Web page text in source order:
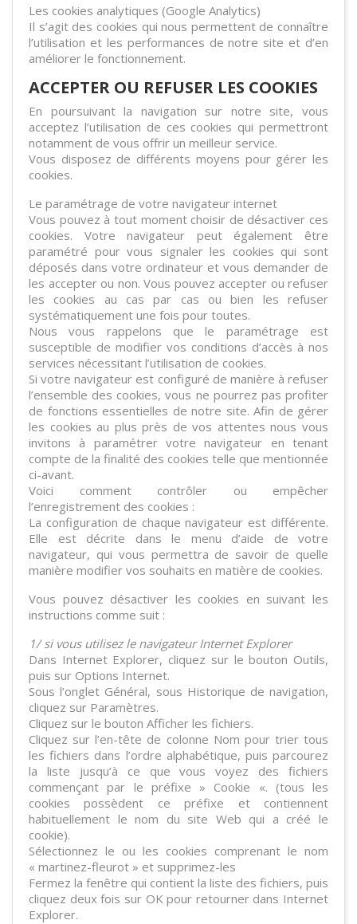
Les cookies analytiques (Google Analytics)
Il s’agit des cookies qui nous permettent de connaître
l’utilisation et les performances de notre site et d’en
améliorer le fonctionnement.
ACCEPTER OU REFUSER LES COOKIES
En poursuivant la navigation sur notre site, vous
acceptez l’utilisation de ces cookies qui permettront
notamment de vous offrir un meilleur service.
Vous disposez de différents moyens pour gérer les
cookies.
Le paramétrage de votre navigateur internet
Vous pouvez à tout moment choisir de désactiver ces
cookies. Votre navigateur peut également être
paramétré pour vous signaler les cookies qui sont
déposés dans votre ordinateur et vous demander de
les accepter ou non. Vous pouvez accepter ou refuser
les cookies au cas par cas ou bien les refuser
systématiquement une fois pour toutes.
Nous vous rappelons que le paramétrage est
susceptible de modifier vos conditions d’accès à nos
services nécessitant l’utilisation de cookies.
Si votre navigateur est configuré de manière à refuser
l’ensemble des cookies, vous ne pourrez pas profiter
de fonctions essentielles de notre site. Afin de gérer
les cookies au plus près de vos attentes nous vous
invitons à paramétrer votre navigateur en tenant
compte de la finalité des cookies telle que mentionnée
ci-avant.
Voici comment contrôler ou empêcher
l’enregistrement des cookies :
La configuration de chaque navigateur est différente.
Elle est décrite dans le menu d’aide de votre
navigateur, qui vous permettra de savoir de quelle
manière modifier vos souhaits en matière de cookies.
Vous pouvez désactiver les cookies en suivant les
instructions comme suit :
1/ si vous utilisez le navigateur Internet Explorer
Dans Internet Explorer, cliquez sur le bouton Outils,
puis sur Options Internet.
Sous l’onglet Général, sous Historique de navigation,
cliquez sur Paramètres.
Cliquez sur le bouton Afficher les fichiers.
Cliquez sur l’en-tête de colonne Nom pour trier tous
les fichiers dans l’ordre alphabétique, puis parcourez
la liste jusqu’à ce que vous voyez des fichiers
commençant par le préfixe » Cookie «. (tous les
cookies possèdent ce préfixe et contiennent
habituellement le nom du site Web qui a créé le
cookie).
Sélectionnez le ou les cookies comprenant le nom
« martinez-fleurot » et supprimez-les
Fermez la fenêtre qui contient la liste des fichiers, puis
cliquez deux fois sur OK pour retourner dans Internet
Explorer.